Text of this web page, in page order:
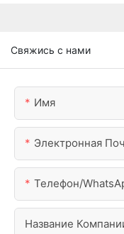
Свяжись с нами
Имя
Электронная
Телефон/
Название